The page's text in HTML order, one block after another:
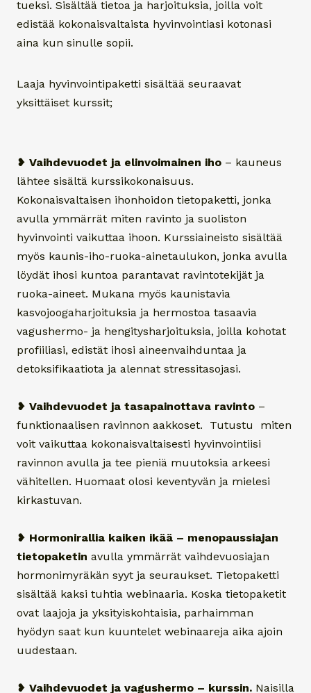
tueksi. Sisältää tietoa ja harjoituksia, joilla voit
edistää kokonaisvaltaista hyvinvointiasi kotonasi
aina kun sinulle sopii.
Laaja hyvinvointipaketti sisältää seuraavat
yksittäiset kurssit;
❥ Vaihdevuodet ja elinvoimainen iho – kauneus
lähtee sisältä kurssikokonaisuus.
Kokonaisvaltaisen ihonhoidon tietopaketti, jonka
avulla ymmärrät miten ravinto ja suoliston
hyvinvointi vaikuttaa ihoon. Kurssiaineisto sisältää
myös kaunis-iho-ruoka-ainetaulukon, jonka avulla
löydät ihosi kuntoa parantavat ravintotekijät ja
ruoka-aineet. Mukana myös kaunistavia
kasvojoogaharjoituksia ja hermostoa tasaavia
vagushermo- ja hengitysharjoituksia, joilla kohotat
profiiliasi, edistät ihosi aineenvaihduntaa ja
detoksifikaatiota ja alennat stressitasojasi.
❥ Vaihdevuodet ja tasapainottava ravinto –
funktionaalisen ravinnon aakkoset. Tutustu miten
voit vaikuttaa kokonaisvaltaisesti hyvinvointiisi
ravinnon avulla ja tee pieniä muutoksia arkeesi
vähitellen. Huomaat olosi keventyvän ja mielesi
kirkastuvan.
❥ Hormonirallia kaiken ikää – menopaussiajan
tietopaketin avulla ymmärrät vaihdevuosiajan
hormonimyräkän syyt ja seuraukset. Tietopaketti
sisältää kaksi tuhtia webinaaria. Koska tietopaketit
ovat laajoja ja yksityiskohtaisia, parhaimman
hyödyn saat kun kuuntelet webinaareja aika ajoin
uudestaan.
❥ Vaihdevuodet ja vagushermo – kurssin. Naisilla